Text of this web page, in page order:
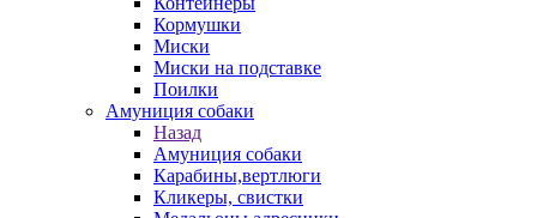
Кормушки
Миски
Миски на подставке
Поилки
Амуниция собаки
Назад
Амуниция собаки
Карабины,вертлюги
Кликеры, свистки